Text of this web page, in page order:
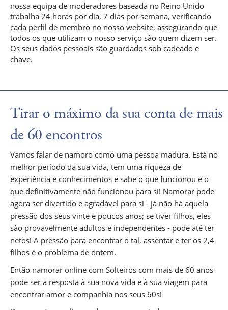
nossa equipa de moderadores baseada no Reino Unido
trabalha 24 horas por dia, 7 dias por semana, verificando
cada perfil de membro no nosso website, assegurando que
todos os que utilizam o nosso serviço são quem dizem ser.
Os seus dados pessoais são guardados sob cadeado e
chave.
Tirar o máximo da sua conta de mais
de 60 encontros
Vamos falar de namoro como uma pessoa madura. Está no
melhor período da sua vida, tem uma riqueza de
experiência e conhecimentos e sabe o que funcionou e o
que definitivamente não funcionou para si! Namorar pode
agora ser divertido e agradável para si - já não há aquela
pressão dos seus vinte e poucos anos; se tiver filhos, eles
são provavelmente adultos e independentes - pode até ter
netos! A pressão para encontrar o tal, assentar e ter os 2,4
filhos é o problema de ontem.
Então namorar online com Solteiros com mais de 60 anos
pode ser a resposta à sua nova vida e à sua viagem para
encontrar amor e companhia nos seus 60s!